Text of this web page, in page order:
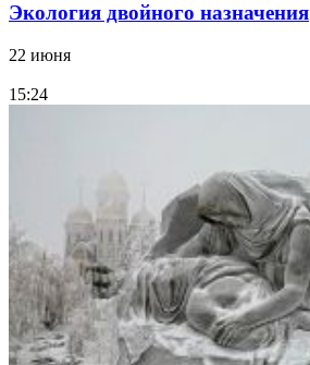
Экология двойного назначения
22 июня
15:24